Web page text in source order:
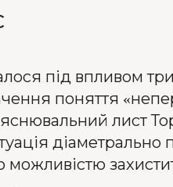
під впливом
поняття
лист
діаметрально